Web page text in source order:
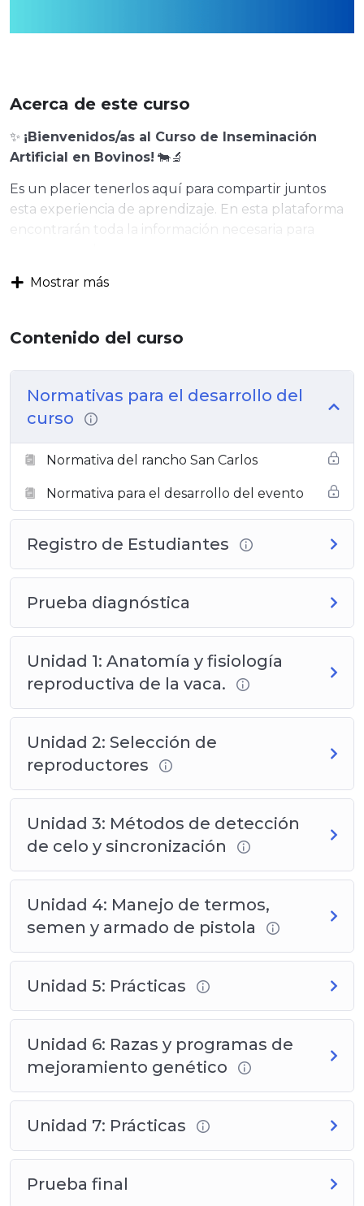
Acerca de este curso
✨ ¡Bienvenidos/as al Curso de Inseminación
Artificial en Bovinos! 🐄🔬
Es un placer tenerlos aquí para compartir juntos
esta experiencia de aprendizaje. En esta plataforma
encontrarán toda la información necesaria para
📌 ¿Qué encontrarán aquí?
acceso.
Estamos aquí para acompañarlos en cada
💡¡Gracias por confiar en la calidad y excelencia
de Produbiogensa!Estamos seguros de que esta
experiencia será enriquecedora para su formación
Mostrar más
Contenido del curso
Normativas para el desarrollo del
curso
Normativa del rancho San Carlos
Normativa para el desarrollo del evento
Registro de Estudiantes
Prueba diagnóstica
Unidad 1: Anatomía y fisiología
reproductiva de la vaca.
Unidad 2: Selección de
reproductores
Unidad 3: Métodos de detección
de celo y sincronización
Unidad 4: Manejo de termos,
semen y armado de pistola
Unidad 5: Prácticas
Unidad 6: Razas y programas de
mejoramiento genético
Unidad 7: Prácticas
Prueba final